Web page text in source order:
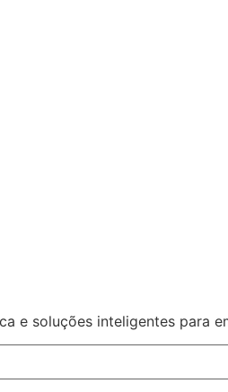
e soluções inteligentes para